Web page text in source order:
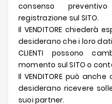
consenso
registrazione sul SITO.
Il VENDITORE chiederà
desiderano che i loro
CLIENTI possono
momento sul SITO o
Il VENDITORE può
desiderano ricevere
suoi partner.